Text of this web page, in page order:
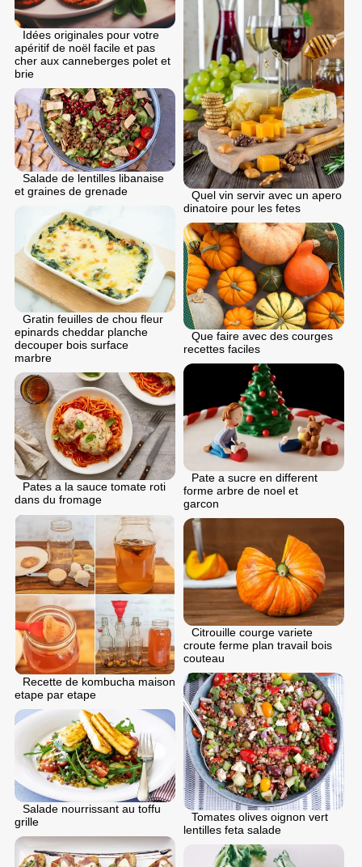
Idées originales pour votre
apéritif de noël facile et pas
cher aux canneberges polet et
brie
Quel vin servir avec un apero
dinatoire pour les fetes
Salade de lentilles libanaise
et graines de grenade
Gratin feuilles de chou fleur
epinards cheddar planche
decouper bois surface
marbre
Que faire avec des courges
recettes faciles
Pate a sucre en different
forme arbre de noel et
garcon
Pates a la sauce tomate roti
dans du fromage
Recette de kombucha maison
etape par etape
Citrouille courge variete
croute ferme plan travail bois
couteau
Tomates olives oignon vert
lentilles feta salade
Salade nourrissant au toffu
grille